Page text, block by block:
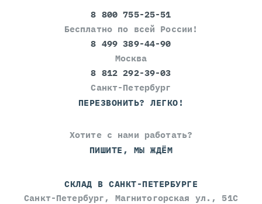
8 800 755-25-51
Бесплатно по всей России!
8 499 389-44-90
Москва
8 812 292-39-03
Санкт-Петербург
ПЕРЕЗВОНИТЬ? ЛЕГКО!
Хотите с нами работать?
ПИШИТЕ, МЫ ЖДЁМ
СКЛАД В САНКТ-ПЕТЕРБУРГЕ
Санкт-Петербург, Магнитогорская ул., 51С